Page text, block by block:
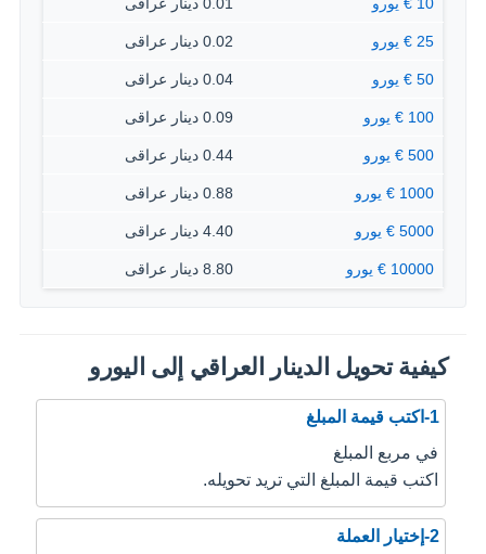
25 € يورو 0.02 دينار عراقى
50 € يورو 0.04 دينار عراقى
100 € يورو 0.09 دينار عراقى
500 € يورو 0.44 دينار عراقى
1000 € يورو 0.88 دينار عراقى
5000 € يورو 4.40 دينار عراقى
10000 € يورو 8.80 دينار عراقى
كيفية تحويل الدينار العراقي إلى اليورو
1-اكتب قيمة المبلغ
في مربع المبلغ
اكتب قيمة المبلغ التي تريد تحويله.
2-إختيار العملة